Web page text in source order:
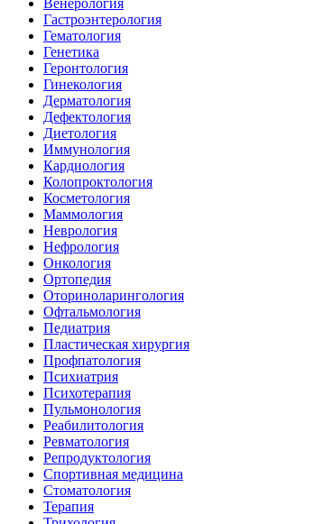
Гастроэнтерология
Гематология
Генетика
Геронтология
Гинекология
Дерматология
Дефектология
Диетология
Иммунология
Кардиология
Колопроктология
Косметология
Маммология
Неврология
Нефрология
Онкология
Ортопедия
Оториноларингология
Офтальмология
Педиатрия
Пластическая хирургия
Профпатология
Психиатрия
Психотерапия
Пульмонология
Реабилитология
Ревматология
Репродуктология
Спортивная медицина
Стоматология
Терапия